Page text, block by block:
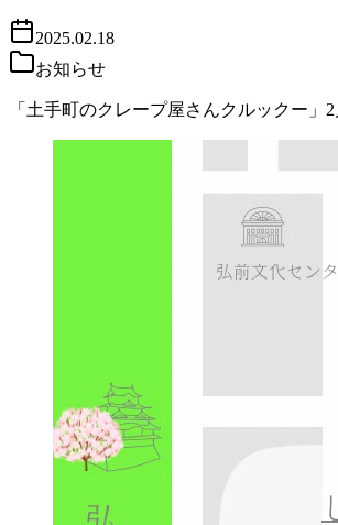
2025.02.18
お知らせ
「土手町のクレープ屋さんクルックー